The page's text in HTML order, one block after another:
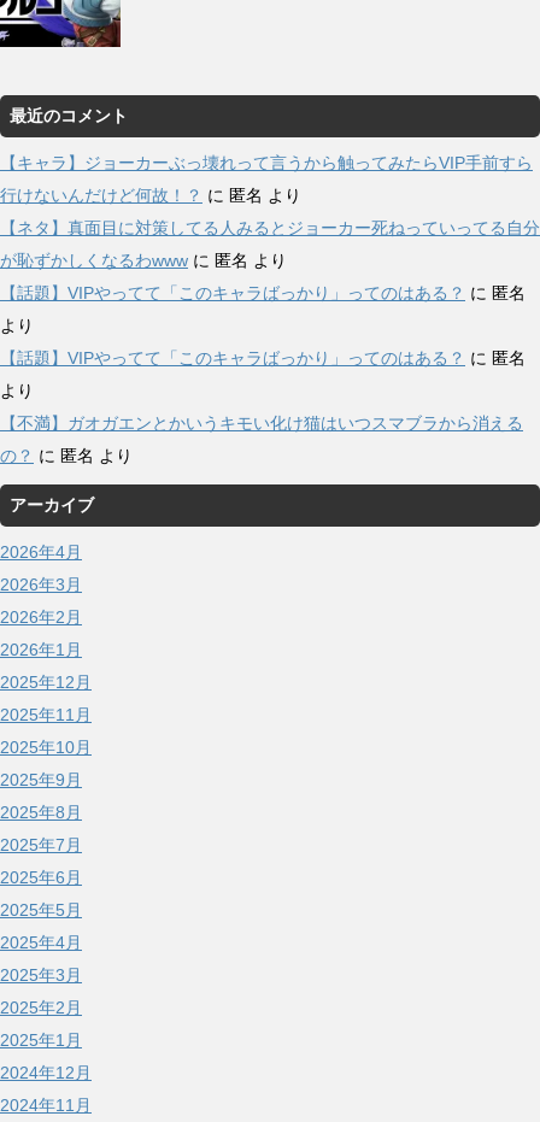
最近のコメント
【キャラ】ジョーカーぶっ壊れって言うから触ってみたらVIP手前すら
行けないんだけど何故！？ に 匿名 より
【ネタ】真面目に対策してる人みるとジョーカー死ねっていってる自分
が恥ずかしくなるわwww に 匿名 より
【話題】VIPやってて「このキャラばっかり」ってのはある？ に 匿名
より
【話題】VIPやってて「このキャラばっかり」ってのはある？ に 匿名
より
【不満】ガオガエンとかいうキモい化け猫はいつスマブラから消える
の？ に 匿名 より
アーカイブ
2026年4月
2026年3月
2026年2月
2026年1月
2025年12月
2025年11月
2025年10月
2025年9月
2025年8月
2025年7月
2025年6月
2025年5月
2025年4月
2025年3月
2025年2月
2025年1月
2024年12月
2024年11月